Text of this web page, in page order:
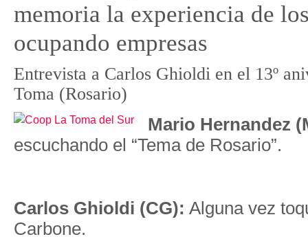
memoria la experiencia de
ocupando empresas
Entrevista a Carlos Ghioldi en el 13º
Toma (Rosario)
Mario Hernandez
escuchando el “Tema de Rosario”.
Carlos Ghioldi (CG): Alguna vez
Carbone.